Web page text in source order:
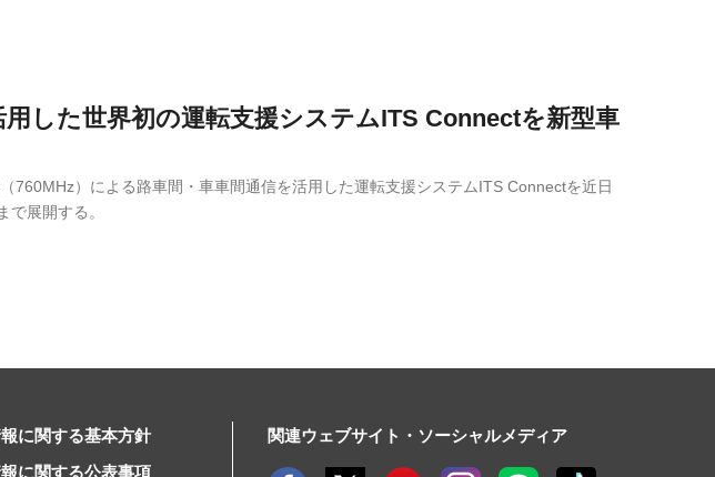
用した世界初の運転支援システムITS Connectを新型車
760MHz）による路車間・車車間通信を活用した運転支援システムITS Connectを近日
展開する。
に関する基本方針
に関する公表事項
関連ウェブサイト・ソーシャルメディア